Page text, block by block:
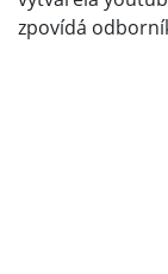
zpovídá